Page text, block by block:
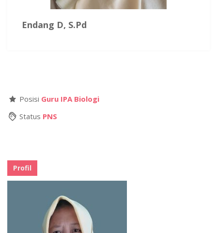
Endang D, S.Pd
Posisi Guru IPA Biologi
Status PNS
Profil